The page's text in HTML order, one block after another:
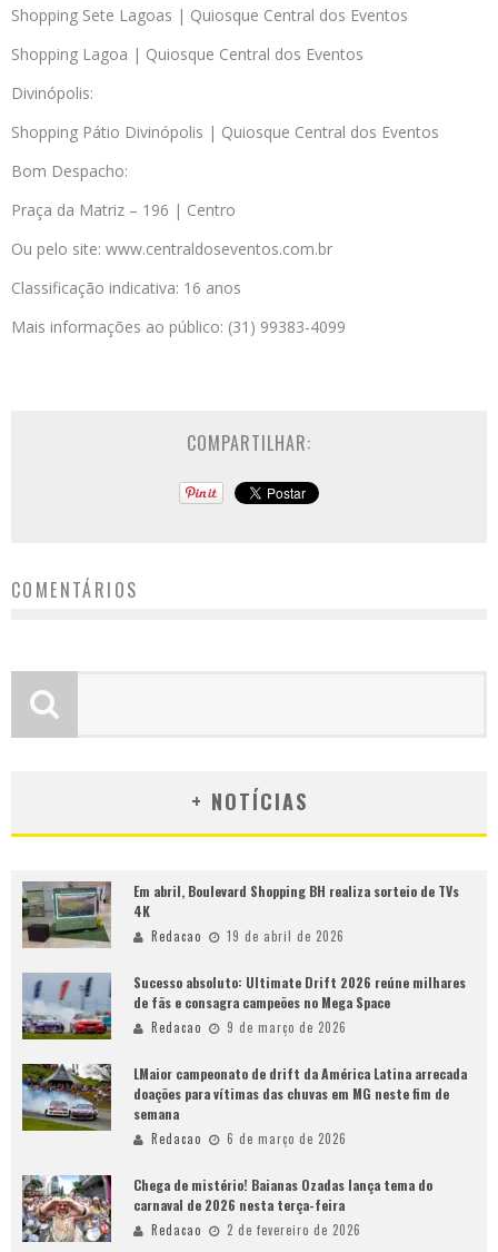
Shopping Sete Lagoas | Quiosque Central dos Eventos
Shopping Lagoa | Quiosque Central dos Eventos
Divinópolis:
Shopping Pátio Divinópolis | Quiosque Central dos Eventos
Bom Despacho:
Praça da Matriz – 196 | Centro
Ou pelo site: www.centraldoseventos.com.br
Classificação indicativa: 16 anos
Mais informações ao público: (31) 99383-4099
COMPARTILHAR:
COMENTÁRIOS
+ NOTÍCIAS
Em abril, Boulevard Shopping BH realiza sorteio de TVs
4K
Redacao 19 de abril de 2026
Sucesso absoluto: Ultimate Drift 2026 reúne milhares
de fãs e consagra campeões no Mega Space
Redacao 9 de março de 2026
LMaior campeonato de drift da América Latina arrecada
doações para vítimas das chuvas em MG neste fim de
semana
Redacao 6 de março de 2026
Chega de mistério! Baianas Ozadas lança tema do
carnaval de 2026 nesta terça-feira
Redacao 2 de fevereiro de 2026